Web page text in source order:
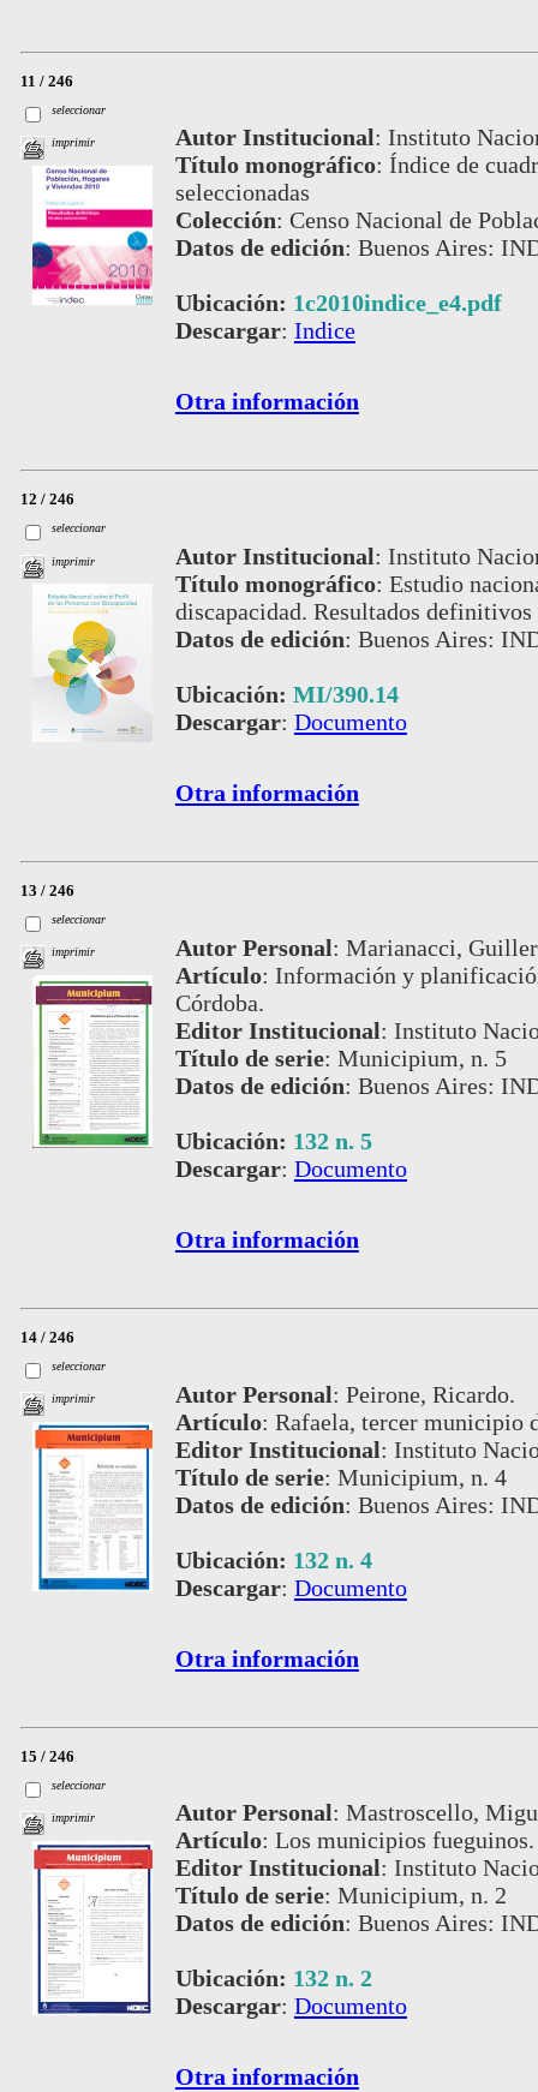
11 / 246
seleccionar
imprimir Autor Institucional: Instituto
Título monográfico: Índice de
seleccionadas
Colección: Censo Nacional de
Datos de edición: Buenos Aires:
Ubicación: 1c2010indice_e4.pdf
Descargar: Indice
Otra información
12 / 246
seleccionar
imprimir Autor Institucional: Instituto
Título monográfico: Estudio
discapacidad. Resultados definitivos
Datos de edición: Buenos Aires:
Ubicación: MI/390.14
Descargar: Documento
Otra información
13 / 246
seleccionar
imprimir Autor Personal: Marianacci,
Artículo: Información y
Córdoba.
Editor Institucional: Instituto
Título de serie: Municipium, n. 5
Datos de edición: Buenos Aires:
Ubicación: 132 n. 5
Descargar: Documento
Otra información
14 / 246
seleccionar
imprimir Autor Personal: Peirone, Ricardo.
Artículo: Rafaela, tercer municipio
Editor Institucional: Instituto
Título de serie: Municipium, n. 4
Datos de edición: Buenos Aires:
Ubicación: 132 n. 4
Descargar: Documento
Otra información
15 / 246
seleccionar
imprimir Autor Personal: Mastroscello,
Artículo: Los municipios fueguinos.
Editor Institucional: Instituto
Título de serie: Municipium, n. 2
Datos de edición: Buenos Aires:
Ubicación: 132 n. 2
Descargar: Documento
Otra información